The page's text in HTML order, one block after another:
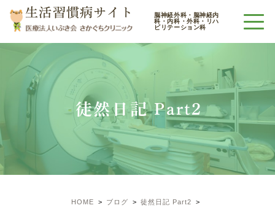
生活習慣病サイト
脳神経外科・脳神経内
科・内科・外科・リハ
ビリテーション科
徒然日記 Part2
HOME ブログ
徒然日記 Part2